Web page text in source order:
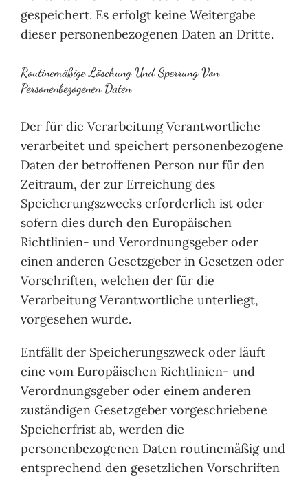
gespeichert. Es erfolgt keine Weitergabe
dieser personenbezogenen Daten an Dritte.
Routinemäßige Löschung Und Sperrung Von
Personenbezogenen Daten
Der für die Verarbeitung Verantwortliche
verarbeitet und speichert personenbezogene
Daten der betroffenen Person nur für den
Zeitraum, der zur Erreichung des
Speicherungszwecks erforderlich ist oder
sofern dies durch den Europäischen
Richtlinien- und Verordnungsgeber oder
einen anderen Gesetzgeber in Gesetzen oder
Vorschriften, welchen der für die
Verarbeitung Verantwortliche unterliegt,
vorgesehen wurde.
Entfällt der Speicherungszweck oder läuft
eine vom Europäischen Richtlinien- und
Verordnungsgeber oder einem anderen
zuständigen Gesetzgeber vorgeschriebene
Speicherfrist ab, werden die
personenbezogenen Daten routinemäßig und
entsprechend den gesetzlichen Vorschriften